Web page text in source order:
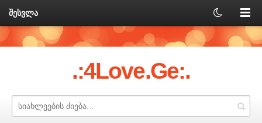
შესვლა
.:4Love.Ge:.